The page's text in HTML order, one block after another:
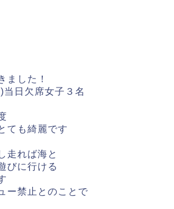
ました！
日欠席女子３名
ても綺麗です
走れば海と
びに行ける
ー禁止とのことで